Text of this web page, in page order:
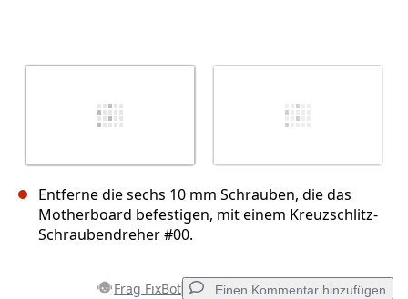
Entferne die sechs 10 mm Schrauben, die das
Motherboard befestigen, mit einem Kreuzschlitz-
Schraubendreher #00.
Frag FixBot Einen Kommentar hinzufügen